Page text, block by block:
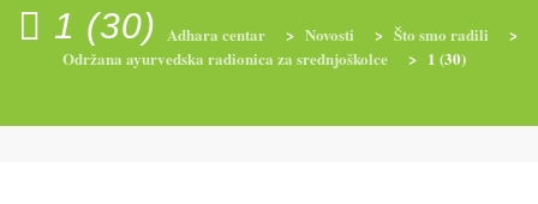
RADIONICE NUTRI-ORDINACIJA TRETMANI
1 (30) Adhara centar > Novosti > Što smo radili
>
Održana ayurvedska radionica za srednjoškolce
> 1 (30)